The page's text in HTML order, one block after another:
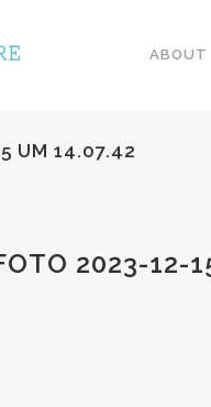
ABOUT
UM 14.07.42
2023-12-